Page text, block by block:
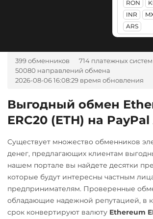
Starknet (STRK)
Stellar (XLM)
Sushi
Synthetix (SNX)
Terra (LUNA)
Tether (USDT)
CRONOS
ONDO
Pax
ERC20
Pepe
Pol
Ак
RUB
ВТБ
Карта
USD
RON
INR
ARS
399 обменников
714 платежных систем
50080 направлений обмена
2026-08-06 16:08:29 время обновления
Выгодный обмен
ERC20 (ETH) на PayPal
Существует множество обменников
денег, предлагающих клиентам
нашем портале вы найдете десятки
которые будут интересны частным
предпринимателям. Проверенные
обладающие надежной репутацией, в
срок конвертируют валюту Ethereum